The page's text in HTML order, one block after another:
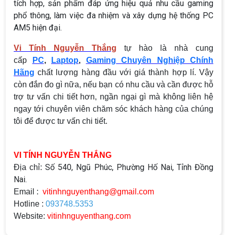
tích hợp, sản phẩm đáp ứng hiệu quả nhu cầu gaming
phổ thông, làm việc đa nhiệm và xây dựng hệ thống PC
AM5 hiện đại.
Vi Tính Nguyễn Thắng tự hào là nhà cung
cấp
PC, Laptop, Gaming Chuyên Nghiệp Chính
Hãng chất lượng hàng đầu với giá thành hợp lí. Vậy
còn đắn đo gì nữa, nếu bạn có nhu cầu và cần được hỗ
trợ tư vấn chi tiết hơn, ngần ngại gì mà không liên hệ
ngay tới chuyên viên chăm sóc khách hàng của chúng
tôi để được tư vấn chi tiết.
VI TÍNH NGUYỄN THẮNG
Địa chỉ:Số 540, Ngũ Phúc, Phường Hố Nai, Tỉnh Đồng
Nai.
Email : vitinhnguyenthang@gmail.com
Hotline : 093748.5353
Website: vitinhnguyenthang.com